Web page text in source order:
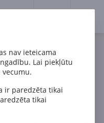
Malbec
nav ieteicama
Lai piekļūtu
ir paredzēta tikai
tikai